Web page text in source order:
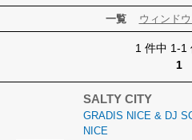
一覧 ウィンド
1 件中 1-1
1
SALTY CITY
GRADIS NICE & DJ
NICE